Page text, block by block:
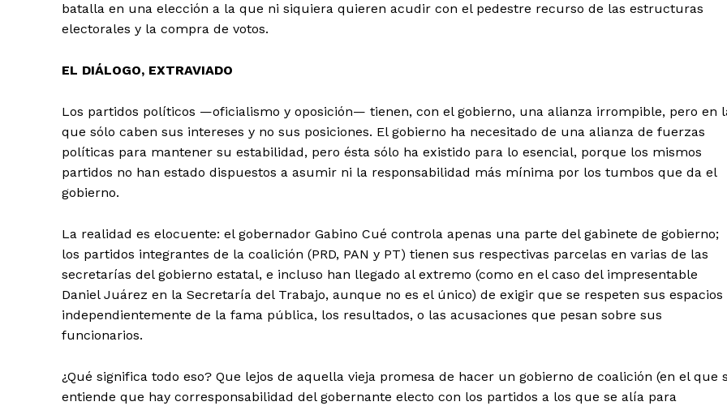
batalla en una elección a la que ni siquiera quieren acudir con el pedestre recurso de las estructuras
electorales y la compra de votos.
EL DIÁLOGO, EXTRAVIADO
Los partidos políticos —oficialismo y oposición— tienen, con el gobierno, una alianza irrompible, pero en
que sólo caben sus intereses y no sus posiciones. El gobierno ha necesitado de una alianza de fuerzas
políticas para mantener su estabilidad, pero ésta sólo ha existido para lo esencial, porque los mismos
partidos no han estado dispuestos a asumir ni la responsabilidad más mínima por los tumbos que da el
gobierno.
La realidad es elocuente: el gobernador Gabino Cué controla apenas una parte del gabinete de gobierno;
los partidos integrantes de la coalición (PRD, PAN y PT) tienen sus respectivas parcelas en varias de las
secretarías del gobierno estatal, e incluso han llegado al extremo (como en el caso del impresentable
Daniel Juárez en la Secretaría del Trabajo, aunque no es el único) de exigir que se respeten sus espacios
independientemente de la fama pública, los resultados, o las acusaciones que pesan sobre sus
funcionarios.
¿Qué significa todo eso? Que lejos de aquella vieja promesa de hacer un gobierno de coalición (en el que
entiende que hay corresponsabilidad del gobernante electo con los partidos a los que se alía para